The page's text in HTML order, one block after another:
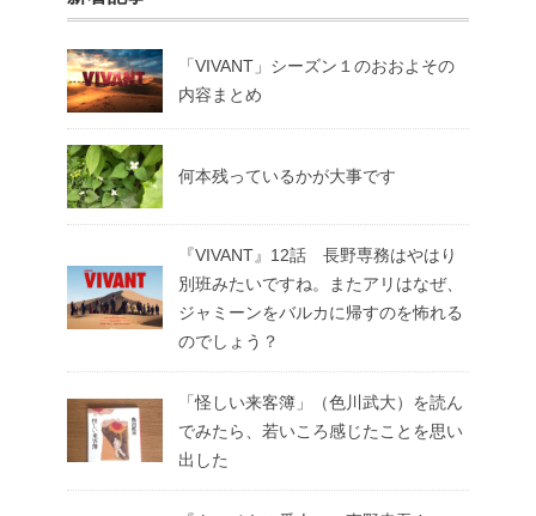
「VIVANT」シーズン１のおおよその
内容まとめ
何本残っているかが大事です
『VIVANT』12話 長野専務はやはり
別班みたいですね。またアリはなぜ、
ジャミーンをバルカに帰すのを怖れる
のでしょう？
「怪しい来客簿」（色川武大）を読ん
でみたら、若いころ感じたことを思い
出した